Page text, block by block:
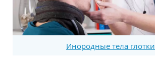
Инородные тела глотки